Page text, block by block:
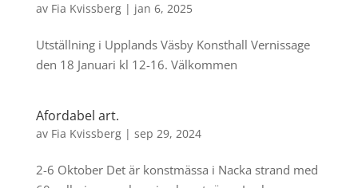
av Fia Kvissberg| jan 6, 2025
Utställning i Upplands Väsby Konsthall Vernissage
den 18 Januari kl 12-16. Välkommen
Afordabel art.
av Fia Kvissberg| sep 29, 2024
2-6 Oktober Det är konstmässa i Nacka strand med